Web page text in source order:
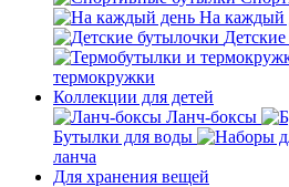
На каждый
термокружки
Коллекции для детей
Ланч-боксы
Бутылки для воды
ланча
Для хранения вещей